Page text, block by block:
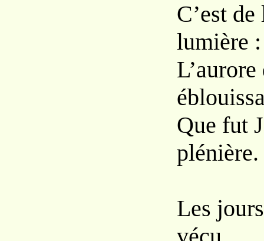
C’est
lumière :
Que fut
plénière.
Les